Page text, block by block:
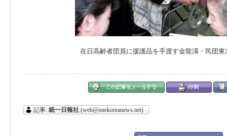
在日高齢者団員に援護品を手渡す金龍濤・民団
記事: 統一日報社 (web@onekoreanews.net)